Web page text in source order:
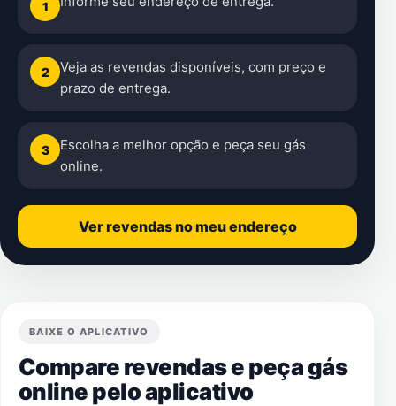
1
2
Veja as revendas disponíveis, com preço e
prazo de entrega.
3
Escolha a melhor opção e peça seu gás
online.
Ver revendas no meu endereço
BAIXE O APLICATIVO
Compare revendas e peça gás
online pelo aplicativo